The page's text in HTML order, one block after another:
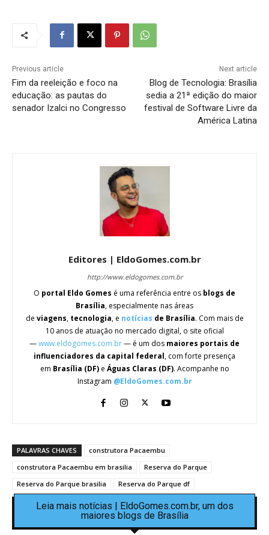
Previous article
Fim da reeleição e foco na
educação: as pautas do
senador Izalci no Congresso
Next article
Blog de Tecnologia: Brasília
sedia a 21ª edição do maior
festival de Software Livre da
América Latina
Editores | EldoGomes.com.br
http://www.eldogomes.com.br
O portal Eldo Gomes é uma referência entre os blogs de
Brasília, especialmente nas áreas
de viagens, tecnologia, e notícias de Brasília. Com mais de
10 anos de atuação no mercado digital, o site oficial
—www.eldogomes.com.br— é um dos maiores portais de
influenciadores da capital federal, com forte presença
em Brasília (DF)e Águas Claras (DF). Acompanhe no
Instagram @EldoGomes.com.br
PALAVRAS CHAVES
construtora Pacaembu
construtora Pacaembu em brasilia
Reserva do Parque
Reserva do Parque brasilia
Reserva do Parque df
Leia mais notícias | EldoGomes.com.br, um dos
maiores blogs de Brasília